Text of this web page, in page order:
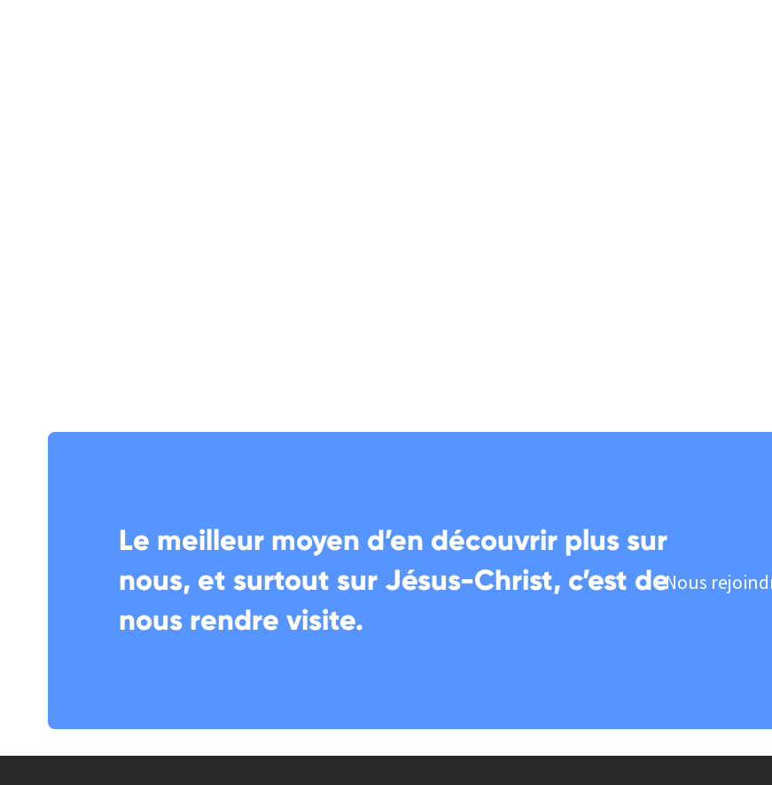
Le meilleur moyen d’en découvrir plus sur
nous, et surtout sur Jésus-Christ, c’est de
nous rendre visite.
Nous